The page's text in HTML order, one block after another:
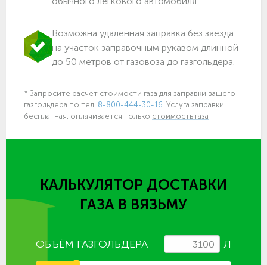
Возможна удалённая заправка без заезда
на участок заправочным рукавом длинной
до 50 метров от газовоза до газгольдера.
* Запросите расчёт стоимости газа для заправки вашего
газгольдера по тел. 8-800-444-30-16. Услуга заправки
бесплатная, оплачивается только стоимость газа
КАЛЬКУЛЯТОР ДОСТАВКИ
ГАЗА В ВЯЗЬМУ
ОБЪЁМ ГАЗГОЛЬДЕРА Л